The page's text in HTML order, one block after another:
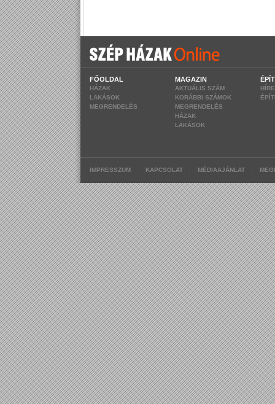
FŐOLDAL
HÁZAK
LAKÁSOK
MEGRENDELÉS
MAGAZIN
AKTUÁLIS SZÁM
KORÁBBI SZÁMOK
MEGRENDELÉS
HÁZAK
LAKÁSOK
IMPRESSZUM KAPCSOLAT MÉDIAAJÁNLAT